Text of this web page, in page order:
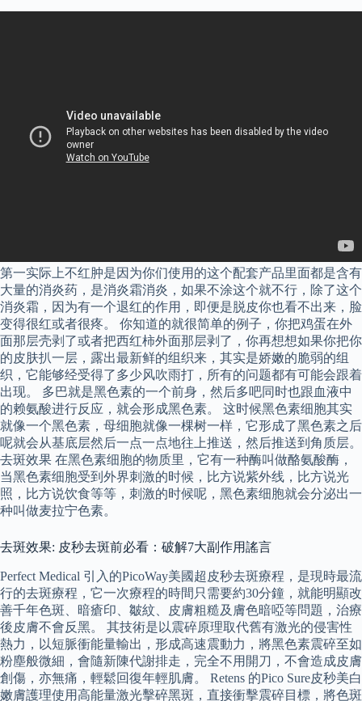
第一实际上不红肿是因为你们使用的这个配套产品里面都是含有
大量的消炎药，是消炎霜消炎，如果不涂这个就不行，除了这个
消炎霜，因为有一个退红的作用，即便是脱皮你也看不出来，脸
变得很红或者很疼。 你知道的就很简单的例子，你把鸡蛋在外
面那层壳剥了或者把西红柿外面那层剥了，你再想想如果你把你
的皮肤扒一层，露出最新鲜的组织来，其实是娇嫩的脆弱的组
织，它能够经受得了多少风吹雨打，所有的问题都有可能会跟着
出现。 多巴就是黑色素的一个前身，然后多吧同时也跟血液中
的赖氨酸进行反应，就会形成黑色素。 这时候黑色素细胞其实
就像一个黑色素，母细胞就像一棵树一样，它形成了黑色素之后
呢就会从基底层然后一点一点地往上推送，然后推送到角质层。
去斑效果 在黑色素细胞的物质里，它有一种酶叫做酪氨酸酶，
当黑色素细胞受到外界刺激的时候，比方说紫外线，比方说光
照，比方说饮食等等，刺激的时候呢，黑色素细胞就会分泌出一
种叫做麦拉宁色素。
去斑效果: 皮秒去斑前必看：破解7大副作用謠言
Perfect Medical 引入的PicoWay美國超皮秒去斑療程，是現時最流
行的去斑療程，它一次療程的時間只需要約30分鐘，就能明顯改
善千年色斑、暗瘡印、皺紋、皮膚粗糙及膚色暗啞等問題，治療
後皮膚不會反黑。 其技術是以震碎原理取代舊有激光的侵害性
熱力，以短脈衝能量輸出，形成高速震動力，將黑色素震碎至如
粉塵般微細，會隨新陳代謝排走，完全不用開刀，不會造成皮膚
創傷，亦無痛，輕鬆回復年輕肌膚。 Retens 的Pico Sure皮秒美白
嫩膚護理使用高能量激光擊碎黑斑，直接衝擊震碎目標，將色斑